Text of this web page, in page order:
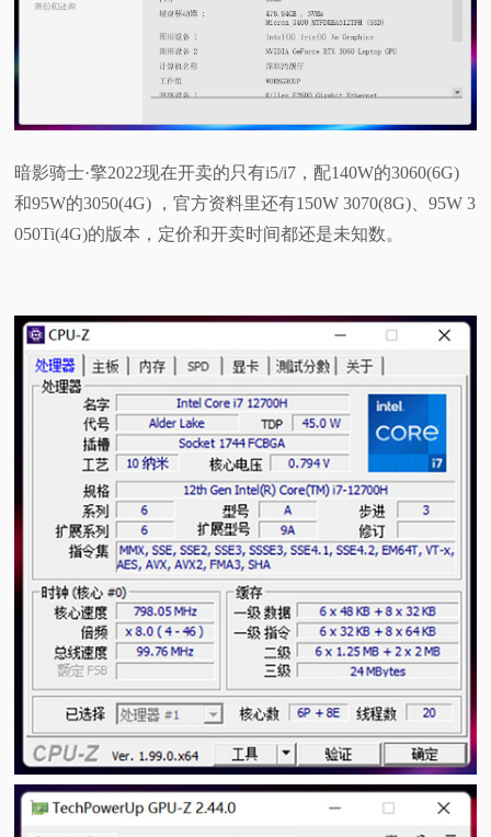
暗影骑士·擎2022现在开卖的只有i5/i7，配140W的3060(6G)
和95W的3050(4G) ，官方资料里还有150W 3070(8G)、95W 3
050Ti(4G)的版本，定价和开卖时间都还是未知数。